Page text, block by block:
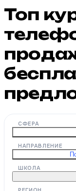
Топ
СФЕРА
НАПРАВЛЕНИЕ
ШКОЛА